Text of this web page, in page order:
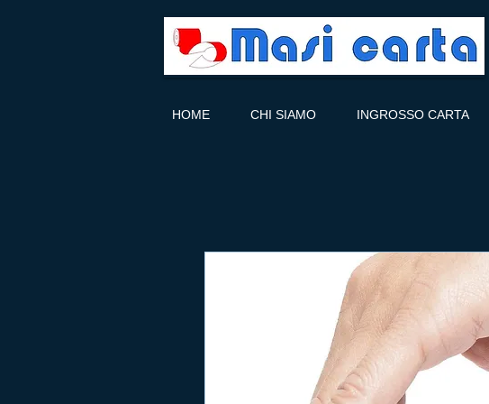
HOME CHI SIAMO INGROSSO CARTA